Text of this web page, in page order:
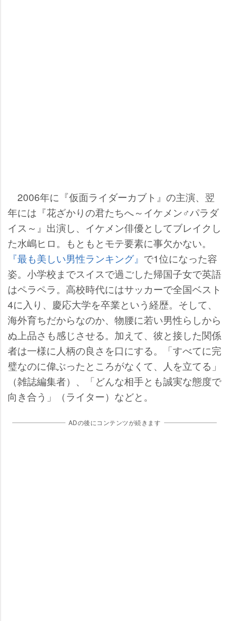
2006年に『仮面ライダーカブト』の主演、翌
年には『花ざかりの君たちへ～イケメン♂パラダ
イス～』出演し、イケメン俳優としてブレイクし
た水嶋ヒロ。もともとモテ要素に事欠かない。
『最も美しい男性ランキング』 で1位になった容
姿。小学校までスイスで過ごした帰国子女で英語
はペラペラ。高校時代にはサッカーで全国ベスト
4に入り、慶応大学を卒業という経歴。そして、
海外育ちだからなのか、物腰に若い男性らしから
ぬ上品さも感じさせる。加えて、彼と接した関係
者は一様に人柄の良さを口にする。「すべてに完
璧なのに偉ぶったところがなくて、人を立てる」
（雑誌編集者）、「どんな相手とも誠実な態度で
向き合う」（ライター）などと。
ADの後にコンテンツが続きます